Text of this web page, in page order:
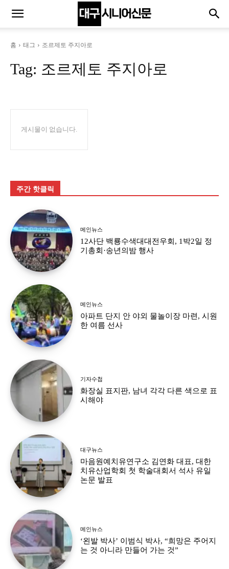
홈 태그 조르제토 주지아로
Tag: 조르제토 주지아로
게시물이 없습니다.
주간 핫클릭
메인뉴스
12사단 백룡수색대대전우회, 1박2일 정
기총회·송년의밤 행사
메인뉴스
아파트 단지 안 야외 물놀이장 마련, 시원
한 여름 선사
기자수첩
화장실 표지판, 남녀 각각 다른 색으로 표
시해야
대구뉴스
마음원예치유연구소 김연화 대표, 대한
치유산업학회 첫 학술대회서 석사 유일
논문 발표
메인뉴스
‘왼발 박사’ 이범식 박사, “희망은 주어지
는 것 아니라 만들어 가는 것”